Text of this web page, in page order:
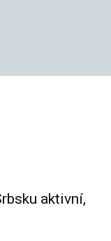
aktivní,